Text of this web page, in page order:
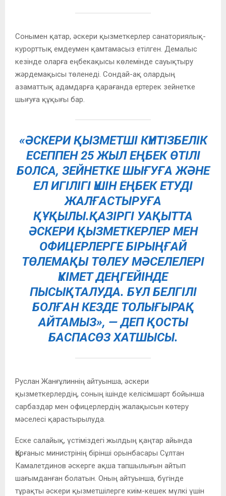
Сонымен қатар, әскери қызметкерлер санаториялық-
курорттық емдеумен қамтамасыз етілген. Демалыс
кезінде оларға еңбекақысы көлемінде сауықтыру
жәрдемақысы төленеді. Сондай-ақ олардың
азаматтық адамдарға қарағанда ертерек зейнетке
шығуға құқығы бар.
«ӘСКЕРИ ҚЫЗМЕТШІ КҮНТІЗБЕЛІК
ЕСЕППЕН 25 ЖЫЛ ЕҢБЕК ӨТІЛІ
БОЛСА, ЗЕЙНЕТКЕ ШЫҒУҒА ЖӘНЕ
ЕЛ ИГІЛІГІ ҮШІН ЕҢБЕК ЕТУДІ
ЖАЛҒАСТЫРУҒА
ҚҰҚЫЛЫ.ҚАЗІРГІ УАҚЫТТА
ӘСКЕРИ ҚЫЗМЕТКЕРЛЕР МЕН
ОФИЦЕРЛЕРГЕ БІРЫҢҒАЙ
ТӨЛЕМАҚЫ ТӨЛЕУ МӘСЕЛЕЛЕРІ
ҮКІМЕТ ДЕҢГЕЙІНДЕ
ПЫСЫҚТАЛУДА. БҰЛ БЕЛГІЛІ
БОЛҒАН КЕЗДЕ ТОЛЫҒЫРАҚ
АЙТАМЫЗ», — ДЕП ҚОСТЫ
БАСПАСӨЗ ХАТШЫСЫ.
Руслан Жанғұлиннің айтуынша, әскери
қызметкерлердің, соның ішінде келісімшарт бойынша
сарбаздар мен офицерлердің жалақысын көтеру
мәселесі қарастырылуда.
Еске салайық, үстіміздегі жылдың қаңтар айында
Қорғаныс министрінің бірінші орынбасары Сұлтан
Камалетдинов әскерге ақша тапшылығын айтып
шағымданған болатын. Оның айтуынша, бүгінде
тұрақты әскери қызметшілерге киім-кешек мүлкі үшін